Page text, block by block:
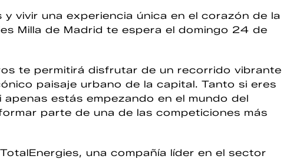
vivir una experiencia única en el corazón de la
Milla de Madrid te espera el domingo 24 de
te permitirá disfrutar de un recorrido vibrante
paisaje urbano de la capital. Tanto si eres
estás empezando en el mundo del
parte de una de las competiciones más
una compañía líder en el sector